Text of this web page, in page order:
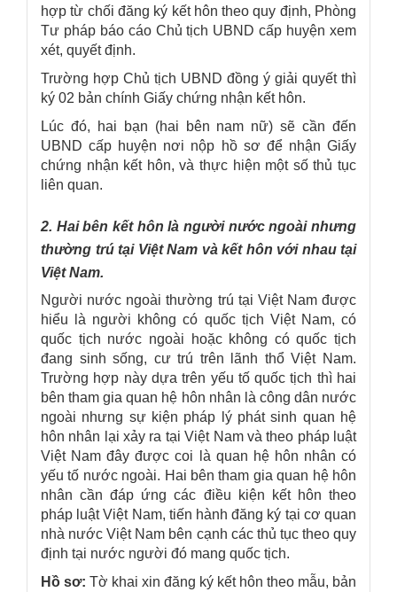
hợp từ chối đăng ký kết hôn theo quy định, Phòng
Tư pháp báo cáo Chủ tịch UBND cấp huyện xem
xét, quyết định.
Trường hợp Chủ tịch UBND đồng ý giải quyết thì
ký 02 bản chính Giấy chứng nhận kết hôn.
Lúc đó, hai bạn (hai bên nam nữ) sẽ cần đến
UBND cấp huyện nơi nộp hồ sơ để nhận Giấy
chứng nhận kết hôn, và thực hiện một số thủ tục
liên quan.
2. Hai bên kết hôn là người nước ngoài nhưng
thường trú tại Việt Nam và kết hôn với nhau tại
Việt Nam.
Người nước ngoài thường trú tại Việt Nam được
hiểu là người không có quốc tịch Việt Nam, có
quốc tịch nước ngoài hoặc không có quốc tịch
đang sinh sống, cư trú trên lãnh thổ Việt Nam.
Trường hợp này dựa trên yếu tố quốc tịch thì hai
bên tham gia quan hệ hôn nhân là công dân nước
ngoài nhưng sự kiện pháp lý phát sinh quan hệ
hôn nhân lại xảy ra tại Việt Nam và theo pháp luật
Việt Nam đây được coi là quan hệ hôn nhân có
yếu tố nước ngoài. Hai bên tham gia quan hệ hôn
nhân cần đáp ứng các điều kiện kết hôn theo
pháp luật Việt Nam, tiến hành đăng ký tại cơ quan
nhà nước Việt Nam bên cạnh các thủ tục theo quy
định tại nước người đó mang quốc tịch.
Hồ sơ: Tờ khai xin đăng ký kết hôn theo mẫu, bản